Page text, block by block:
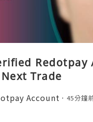
Redotpay
Trade
Account 45分鐘